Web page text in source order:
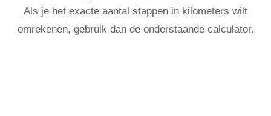
Als je het exacte aantal stappen in kilometers wilt
omrekenen, gebruik dan de onderstaande calculator.